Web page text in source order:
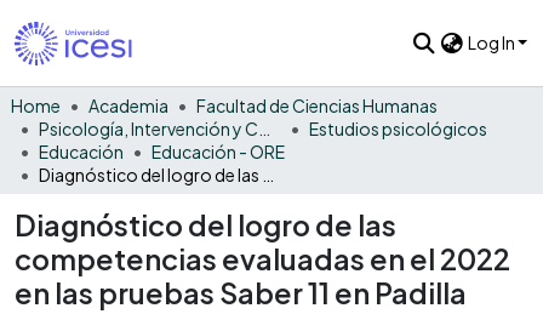
Log In
Home Academia
Facultad de Ciencias Humanas
Estudios psicológicos
Educación
Educación - ORE
Diagnóstico del logro de las
competencias evaluadas en el 2022
en las pruebas Saber 11 en Padilla